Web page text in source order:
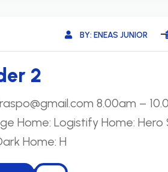
BY: ENEAS JUNIOR
2
8.00am –
Home: Logistify Home:
Home: H